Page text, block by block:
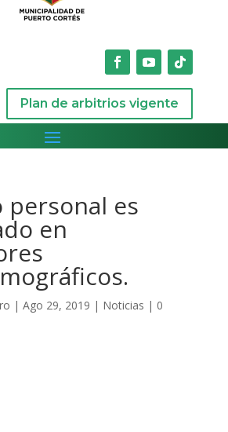
Plan de arbitrios vigente
personal es
en
| Ago 29, 2019 | Noticias | 0